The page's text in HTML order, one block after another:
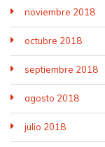
noviembre 2018
octubre 2018
septiembre 2018
agosto 2018
julio 2018